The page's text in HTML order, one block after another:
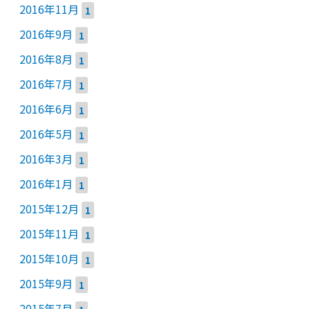
2016年11月 1
2016年9月 1
2016年8月 1
2016年7月 1
2016年6月 1
2016年5月 1
2016年3月 1
2016年1月 1
2015年12月 1
2015年11月 1
2015年10月 1
2015年9月 1